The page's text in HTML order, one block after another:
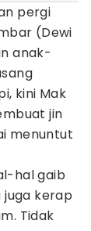
pergi
(Dewi
anak-
kini Mak
jin
menuntut
hal gaib
juga kerap
Tidak